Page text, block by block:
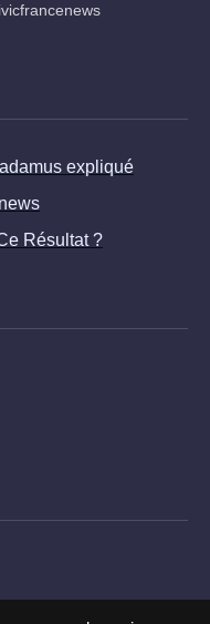
expliqué
Résultat ?